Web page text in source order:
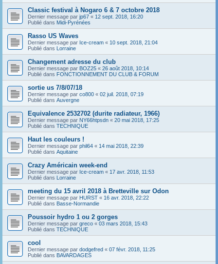
Classic festival à Nogaro 6 & 7 octobre 2018
Dernier message par jp67 « 12 sept. 2018, 16:20
Publié dans Midi-Pyrénées
Rasso US Waves
Dernier message par Ice-cream « 10 sept. 2018, 21:04
Publié dans Lorraine
Changement adresse du club
Dernier message par BOZ25 « 26 août 2018, 10:14
Publié dans FONCTIONNEMENT DU CLUB & FORUM
sortie us 7/8/07/18
Dernier message par co800 « 02 juil. 2018, 07:19
Publié dans Auvergne
Equivalence 2532702 (durite radiateur, 1966)
Dernier message par NY66htpsdn « 20 mai 2018, 17:25
Publié dans TECHNIQUE
Haut les couleurs !
Dernier message par phil64 « 14 mai 2018, 22:39
Publié dans Aquitaine
Crazy Américain week-end
Dernier message par Ice-cream « 17 avr. 2018, 11:53
Publié dans Lorraine
meeting du 15 avril 2018 à Bretteville sur Odon
Dernier message par HURST « 16 avr. 2018, 22:22
Publié dans Basse-Normandie
Poussoir hydro 1 ou 2 gorges
Dernier message par greco « 03 mars 2018, 15:43
Publié dans TECHNIQUE
cool
Dernier message par dodgefred « 07 févr. 2018, 11:25
Publié dans BAVARDAGES